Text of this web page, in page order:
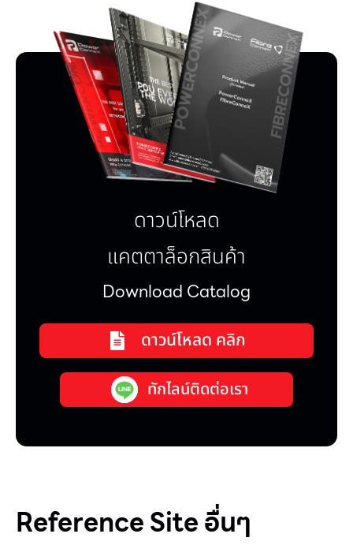
ดาวน์โหลด
แคตตาล็อกสินค้า
Download Catalog
ดาวน์โหลด คลิก
ทักไลน์ติดต่อเรา
Reference Site อื่นๆ